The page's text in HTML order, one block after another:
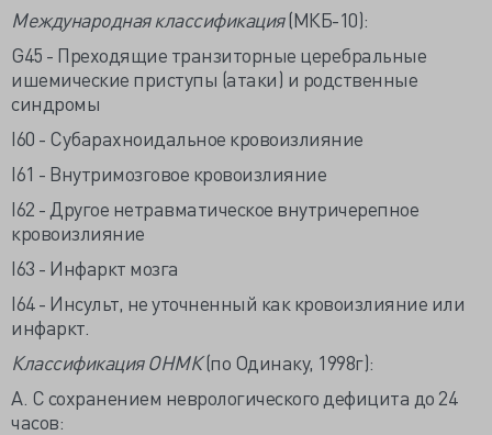
Международная классификация(МКБ-10):
G45 - Преходящие транзиторные церебральные
ишемические приступы (атаки) и родственные
синдромы
I60 - Субарахноидальное кровоизлияние
I61 - Внутримозговое кровоизлияние
I62 - Другое нетравматическое внутричерепное
кровоизлияние
I63 - Инфаркт мозга
I64 - Инсульт, не уточненный как кровоизлияние или
инфаркт.
Классификация ОНМК(по Одинаку, 1998г):
А. С сохранением неврологического дефицита до 24
часов: